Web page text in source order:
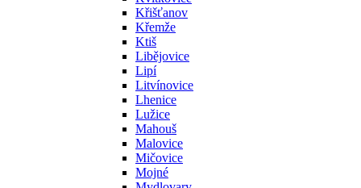
Křišťanov
Křemže
Ktiš
Libějovice
Lipí
Litvínovice
Lhenice
Lužice
Mahouš
Malovice
Mičovice
Mojné